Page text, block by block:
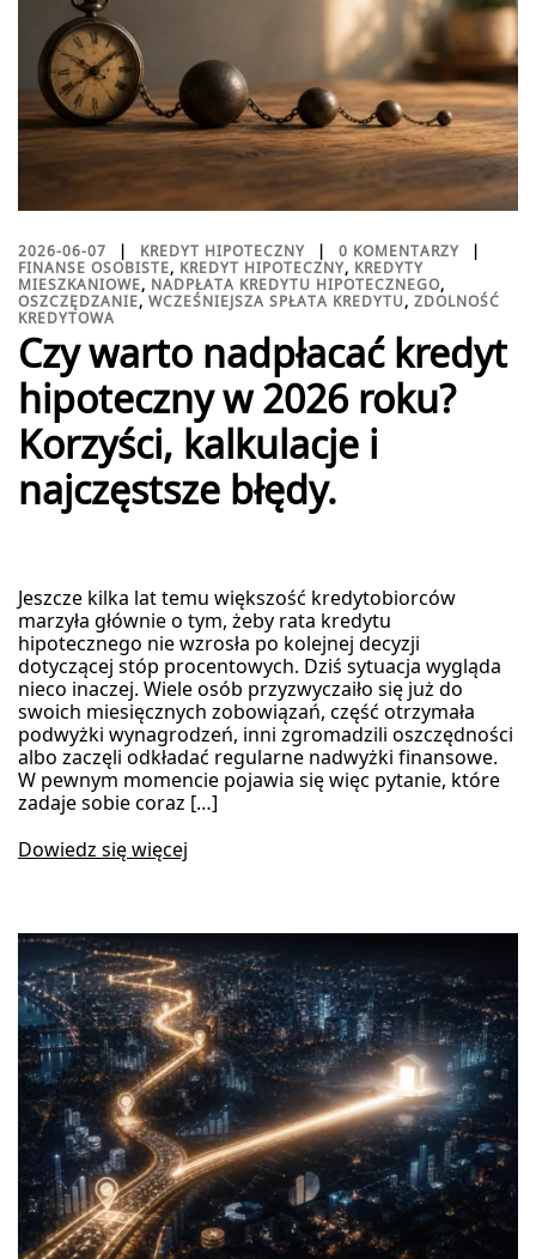
2026-06-07 KREDYT HIPOTECZNY
0 KOMENTARZY
FINANSE OSOBISTE, KREDYT HIPOTECZNY, KREDYTY
MIESZKANIOWE, NADPŁATA KREDYTU HIPOTECZNEGO,
OSZCZĘDZANIE, WCZEŚNIEJSZA SPŁATA KREDYTU, ZDOLNOŚĆ
KREDYTOWA
Czy warto nadpłacać kredyt
hipoteczny w 2026 roku?
Korzyści, kalkulacje i
najczęstsze błędy.
Jeszcze kilka lat temu większość kredytobiorców
marzyła głównie o tym, żeby rata kredytu
hipotecznego nie wzrosła po kolejnej decyzji
dotyczącej stóp procentowych. Dziś sytuacja wygląda
nieco inaczej. Wiele osób przyzwyczaiło się już do
swoich miesięcznych zobowiązań, część otrzymała
podwyżki wynagrodzeń, inni zgromadzili oszczędności
albo zaczęli odkładać regularne nadwyżki finansowe.
W pewnym momencie pojawia się więc pytanie, które
zadaje sobie coraz […]
Dowiedz się więcej